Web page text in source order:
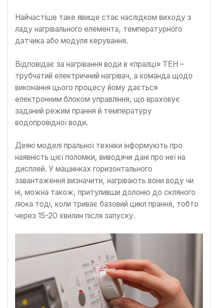
Найчастіше таке явище стає наслідком виходу з
ладу нагрівального елемента, температурного
датчика або модуля керування.
Відповідає за нагрівання води в «пралці» ТЕН –
трубчатий електричний нагрівач, а команда щодо
виконання цього процесу йому дається
електронним блоком управління, що враховує
заданий режим прання й температуру
водопровідної води.
Деякі моделі пральної техніки інформують про
наявність цієї поломки, виводячи дані про неї на
дисплей. У машинках горизонтального
завантаження визначити, нагрівають вони воду чи
ні, можна також, притуливши долоню до скляного
люка тоді, коли триває базовий цикл прання, тобто
через 15-20 хвилин після запуску.